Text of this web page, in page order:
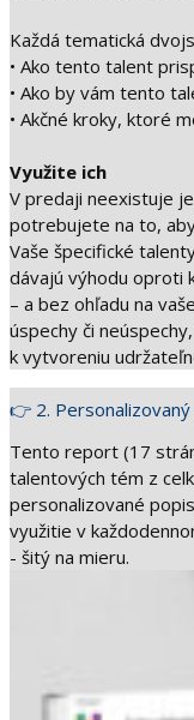
Každá tematická
• Ako tento talent
• Ako by vám tento
• Akčné kroky, ktoré
Využite ich
V predaji neexistuje
potrebujete na to,
Vaše špecifické
dávajú výhodu oproti
– a bez ohľadu na
úspechy či
k vytvoreniu
👉 2.
Tento report (17
talentových tém z
personalizované
využitie v
- šitý na mieru.